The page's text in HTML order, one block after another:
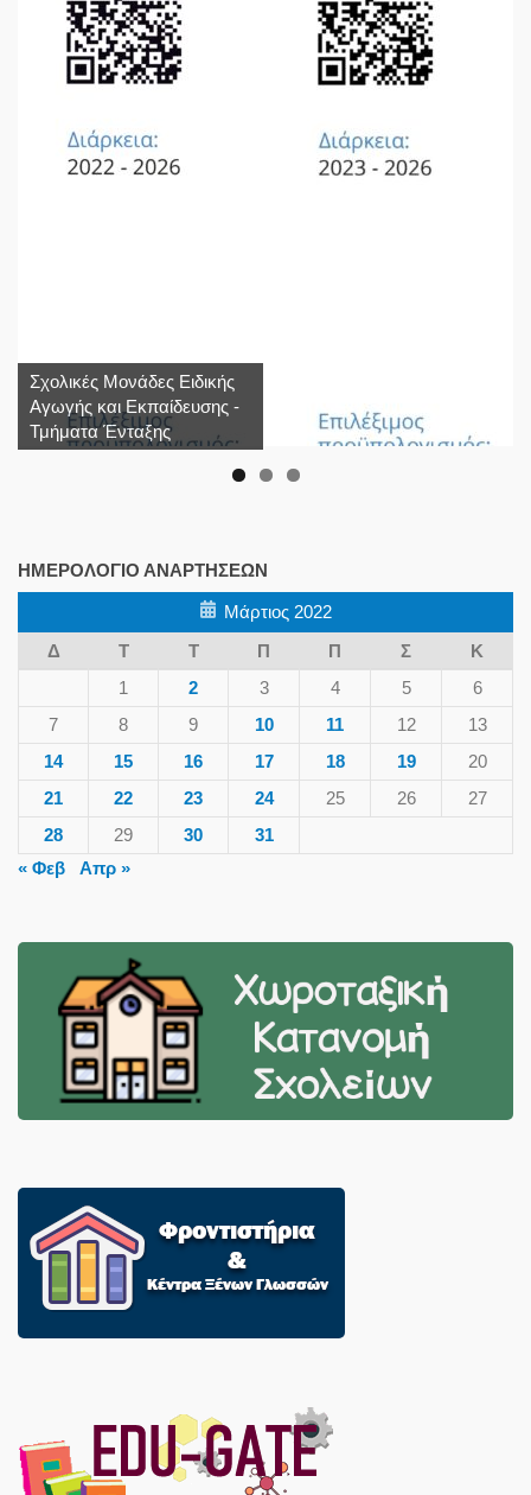
Σχολικές Μονάδες Ειδικής
Αγωγής και Εκπαίδευσης -
Τμήματα Ένταξης
ΗΜΕΡΟΛΌΓΙΟ ΑΝΑΡΤΉΣΕΩΝ
Μάρτιος 2022
Δ
Τ Τ Π Π Σ
Κ
1
2 3 4 5
6
7
8 9 10 11 12
13
14
15 16 17 18 19
20
21
22 23 24 25 26
27
28
29 30
31
« Φεβ
Απρ »